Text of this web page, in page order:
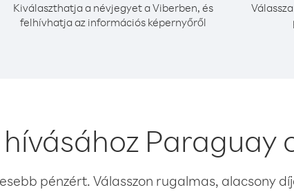
Kiválaszthatja a névjegyet a Viberben, és
felhívhatja az információs képernyőről
Paraguay
pénzért. Válasszon rugalmas, alacsony